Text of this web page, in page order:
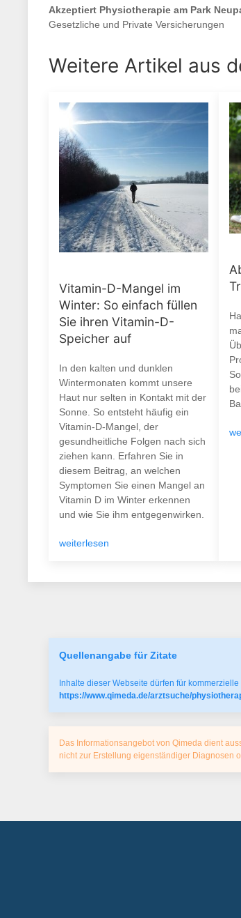
Akzeptiert Physiotherapie am Park
Gesetzliche und Private Versicherungen
Weitere Artikel aus
Vitamin-D-Mangel im
Winter: So einfach füllen
Sie ihren Vitamin-D-
Speicher auf
In den kalten und dunklen
Wintermonaten kommt unsere
Haut nur selten in Kontakt mit der
Sonne. So entsteht häufig ein
Vitamin-D-Mangel, der
gesundheitliche Folgen nach sich
ziehen kann. Erfahren Sie in
diesem Beitrag, an welchen
Symptomen Sie einen Mangel an
Vitamin D im Winter erkennen
und wie Sie ihm entgegenwirken.
weiterlesen
Quellenangabe für Zitate
Inhalte dieser Webseite dürfen für
https://www.qimeda.de/arztsuche/
Das Informationsangebot von Qimeda dient
nicht zur Erstellung eigenständiger Diagnosen